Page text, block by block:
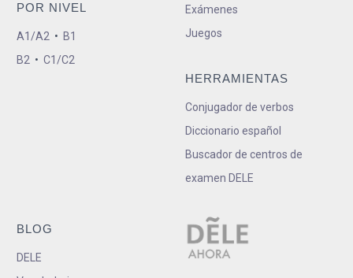
POR NIVEL
A1/A2 • B1
B2 • C1/C2
Exámenes
Juegos
HERRAMIENTAS
Conjugador de verbos
Diccionario español
Buscador de centros de
examen DELE
BLOG
DELE